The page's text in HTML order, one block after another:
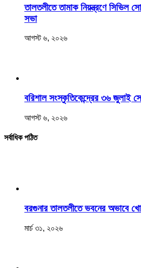
তালতলীতে তামাক নিয়ন্ত্রণে সিভিল
সভা
আগস্ট ৬, ২০২৬
বরিশাল সংস্কৃতিকেন্দ্রের ৩৬ জুলাই
আগস্ট ৬, ২০২৬
সর্বাধিক পঠিত
বরগুনার তালতলীতে ভবনের অভাবে
মার্চ ৩১, ২০২৬